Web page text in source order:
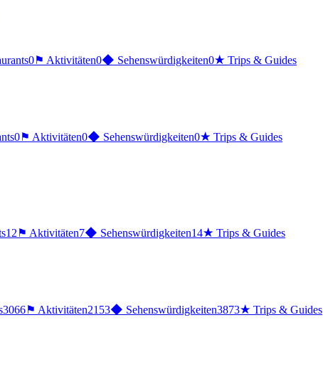
0⚑ Aktivitäten0◆ Sehenswürdigkeiten0★ Trips & Guides
0⚑ Aktivitäten0◆ Sehenswürdigkeiten0★ Trips & Guides
12⚑ Aktivitäten7◆ Sehenswürdigkeiten14★ Trips & Guides
3066⚑ Aktivitäten2153◆ Sehenswürdigkeiten3873★ Trips & Guides